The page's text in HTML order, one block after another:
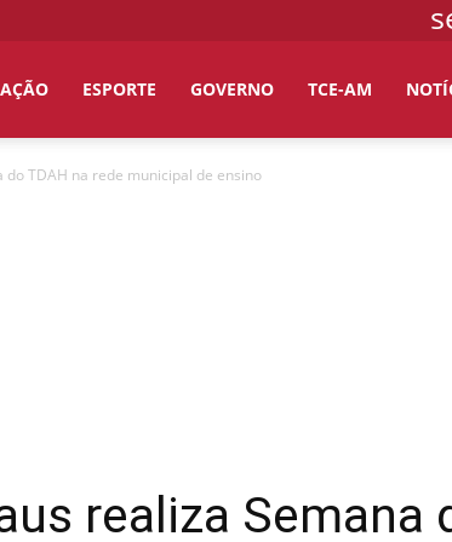
ESPORTE GOVERNO TCE-AM
TDAH na rede municipal de ensino
realiza Semana